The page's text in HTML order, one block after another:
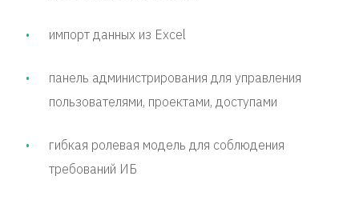
импорт данных из Excel
панель администрирования для управления
пользователями, проектами, доступами
гибкая ролевая модель для соблюдения
требований ИБ